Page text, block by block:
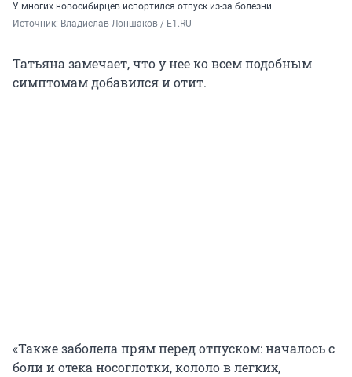
У многих новосибирцев испортился отпуск из-за болезни
Источник: Владислав Лоншаков / E1.RU
Татьяна замечает, что у нее ко всем подобным
симптомам добавился и отит.
«Также заболела прям перед отпуском: началось с
боли и отека носоглотки, кололо в легких,